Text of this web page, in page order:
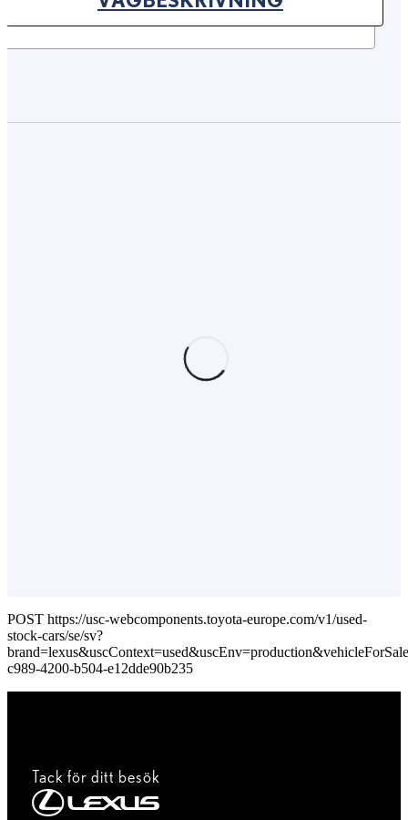
(OPENS IN NEW TAB)
POST https://usc-webcomponents.toyota-europe.com/v1/used-
stock-cars/se/sv?
c989-4200-b504-e12dde90b235
Tack för ditt besök